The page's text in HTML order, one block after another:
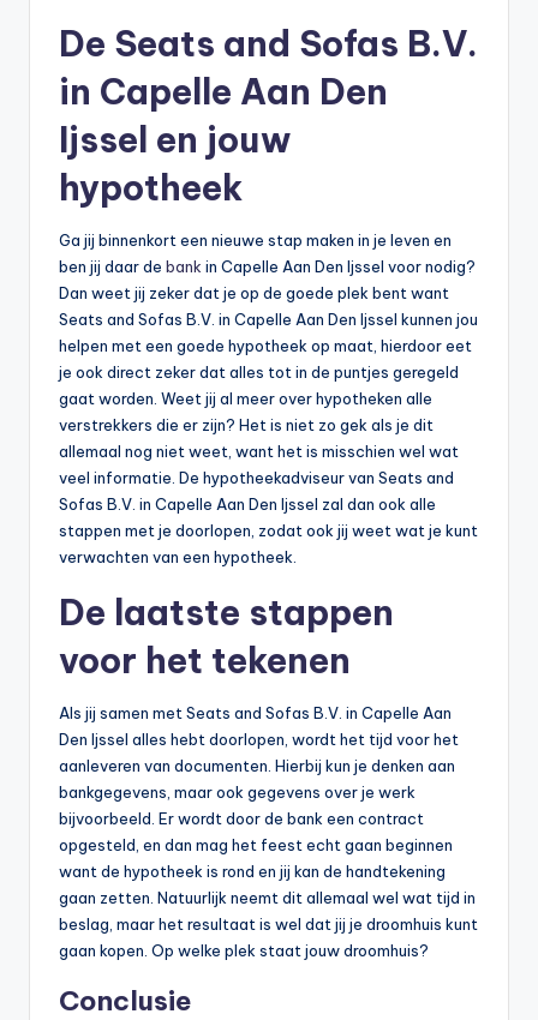
De Seats and Sofas B.V.
in Capelle Aan Den
Ijssel en jouw
hypotheek
Ga jij binnenkort een nieuwe stap maken in je leven en
ben jij daar de bank in Capelle Aan Den Ijssel voor nodig?
Dan weet jij zeker dat je op de goede plek bent want
Seats and Sofas B.V. in Capelle Aan Den Ijssel kunnen jou
helpen met een goede hypotheek op maat, hierdoor eet
je ook direct zeker dat alles tot in de puntjes geregeld
gaat worden. Weet jij al meer over hypotheken alle
verstrekkers die er zijn? Het is niet zo gek als je dit
allemaal nog niet weet, want het is misschien wel wat
veel informatie. De hypotheekadviseur van Seats and
Sofas B.V. in Capelle Aan Den Ijssel zal dan ook alle
stappen met je doorlopen, zodat ook jij weet wat je kunt
verwachten van een hypotheek.
De laatste stappen
voor het tekenen
Als jij samen met Seats and Sofas B.V. in Capelle Aan
Den Ijssel alles hebt doorlopen, wordt het tijd voor het
aanleveren van documenten. Hierbij kun je denken aan
bankgegevens, maar ook gegevens over je werk
bijvoorbeeld. Er wordt door de bank een contract
opgesteld, en dan mag het feest echt gaan beginnen
want de hypotheek is rond en jij kan de handtekening
gaan zetten. Natuurlijk neemt dit allemaal wel wat tijd in
beslag, maar het resultaat is wel dat jij je droomhuis kunt
gaan kopen. Op welke plek staat jouw droomhuis?
Conclusie